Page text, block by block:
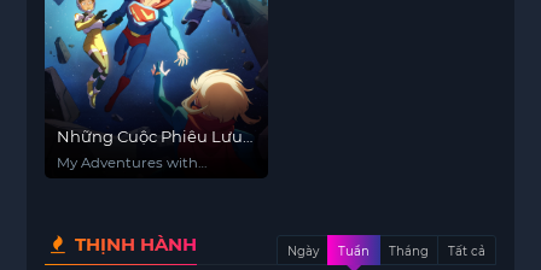
Những Cuộc Phiêu Lưu
Cùng Superman (Phần
2)
My Adventures with
THỊNH HÀNH Ngày Tuần Tháng Tất cả